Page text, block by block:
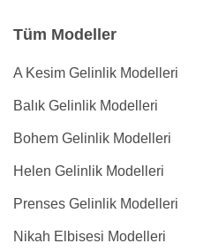
Tüm Modeller
A Kesim Gelinlik Modelleri
Balık Gelinlik Modelleri
Bohem Gelinlik Modelleri
Helen Gelinlik Modelleri
Prenses Gelinlik Modelleri
Nikah Elbisesi Modelleri